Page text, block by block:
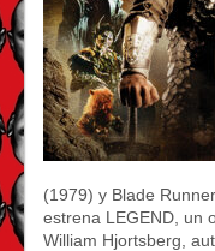
(1979) y Blade
estrena LEGEND, un
William Hjortsberg,